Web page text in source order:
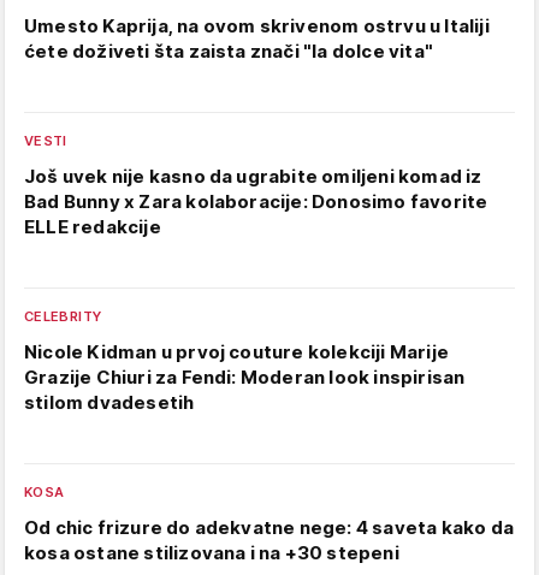
Umesto Kaprija, na ovom skrivenom ostrvu u Italiji
ćete doživeti šta zaista znači "la dolce vita"
VESTI
Još uvek nije kasno da ugrabite omiljeni komad iz
Bad Bunny x Zara kolaboracije: Donosimo favorite
ELLE redakcije
CELEBRITY
Nicole Kidman u prvoj couture kolekciji Marije
Grazije Chiuri za Fendi: Moderan look inspirisan
stilom dvadesetih
KOSA
Od chic frizure do adekvatne nege: 4 saveta kako da
kosa ostane stilizovana i na +30 stepeni